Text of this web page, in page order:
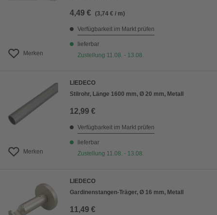
Merken
4,49 € (3,74 € / m)
Verfügbarkeit im Markt prüfen
lieferbar
Zustellung 11.08. - 13.08.
Merken
LIEDECO
Stilrohr, Länge 1600 mm, Ø 20 mm, Metall
12,99 €
Verfügbarkeit im Markt prüfen
lieferbar
Zustellung 11.08. - 13.08.
LIEDECO
Gardinenstangen-Träger, Ø 16 mm, Metall
11,49 €